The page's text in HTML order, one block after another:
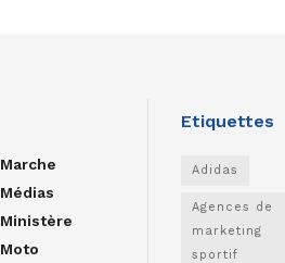
Marche
Médias
Ministère
Moto
Etiquettes
Adidas
Agences de
marketing
sportif